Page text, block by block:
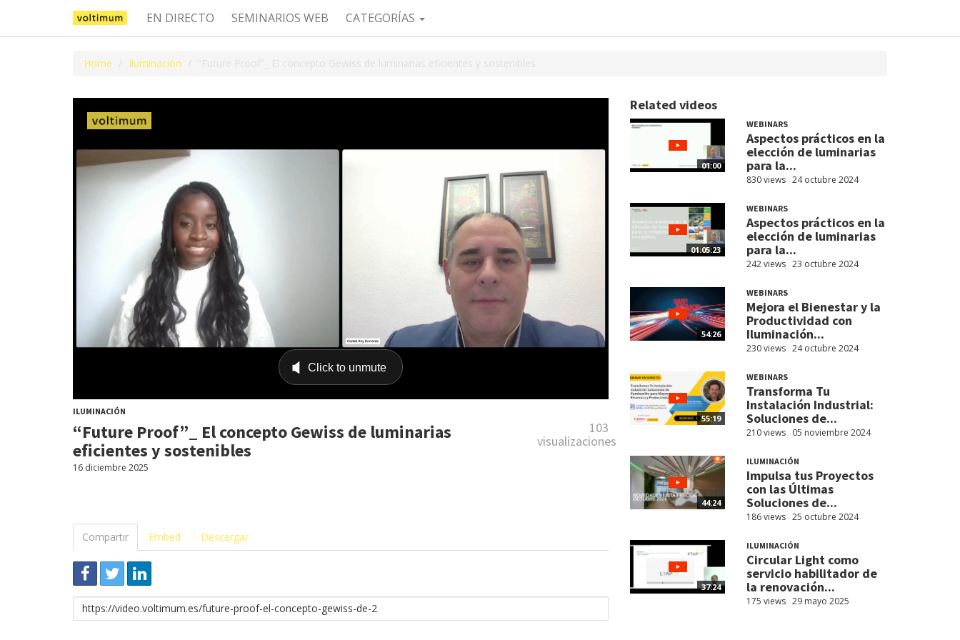
EN DIRECTO SEMINARIOS WEB CATEGORÍAS
Home Iluminación “Future Proof”_ El concepto Gewiss de luminarias eficientes y sostenibles
ILUMINACIÓN
“Future Proof”_ El concepto Gewiss de luminarias
eficientes y sostenibles
103
visualizaciones
16 diciembre 2025
Compartir Embed Descargar
Enlace
para
Related videos
01:00
WEBINARS
Aspectos prácticos en la
elección de luminarias
para la...
830 views 24 octubre 2024
01:05:23
WEBINARS
Aspectos prácticos en la
elección de luminarias
para la...
242 views 23 octubre 2024
54:26
WEBINARS
Mejora el Bienestar y la
Productividad con
Iluminación...
230 views 24 octubre 2024
55:19
WEBINARS
Transforma Tu
Instalación Industrial:
Soluciones de...
210 views 05 noviembre 2024
44:24
ILUMINACIÓN
Impulsa tus Proyectos
con las Últimas
Soluciones de...
186 views 25 octubre 2024
37:24
ILUMINACIÓN
Circular Light como
servicio habilitador de
la renovación...
175 views 29 mayo 2025